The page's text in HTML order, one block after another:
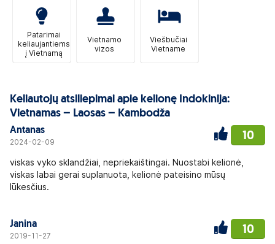
Patarimai
keliaujantiems
į Vietnamą
Vietnamo
vizos
Viešbučiai
Vietname
Keliautojų atsiliepimai apie kelionę Indokinija:
Vietnamas – Laosas – Kambodža
Antanas
2024-02-09 10
viskas vyko sklandžiai, nepriekaištingai. Nuostabi kelionė,
viskas labai gerai suplanuota, kelionė pateisino mūsų
lūkesčius.
Janina
2019-11-27 10